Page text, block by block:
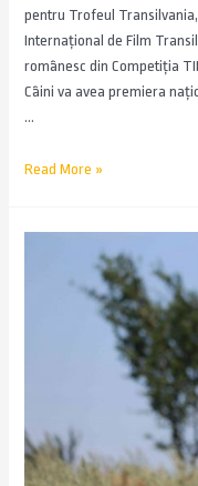
pentru Trofeul
Internațional de Film
românesc din Competiția
Câini va avea premiera
…
Read More »